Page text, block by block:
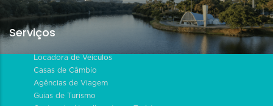
Serviços
Locadora de Veículos
Casas de Câmbio
Agências de Viagem
Guias de Turismo